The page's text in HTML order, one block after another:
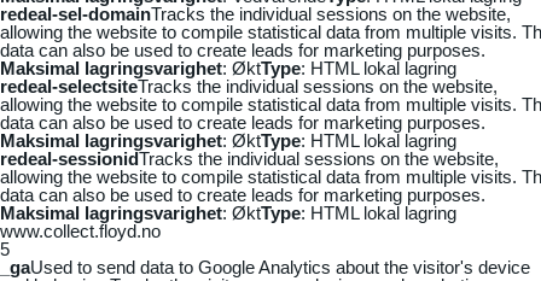
redeal-sel-domainTracks the individual sessions on the website,
allowing the website to compile statistical data from multiple visits.
data can also be used to create leads for marketing purposes.
Maksimal lagringsvarighet: ØktType: HTML lokal lagring
redeal-selectsiteTracks the individual sessions on the website,
allowing the website to compile statistical data from multiple visits.
data can also be used to create leads for marketing purposes.
Maksimal lagringsvarighet: ØktType: HTML lokal lagring
redeal-sessionidTracks the individual sessions on the website,
allowing the website to compile statistical data from multiple visits.
data can also be used to create leads for marketing purposes.
Maksimal lagringsvarighet: ØktType: HTML lokal lagring
www.collect.floyd.no
5
_gaUsed to send data to Google Analytics about the visitor's device